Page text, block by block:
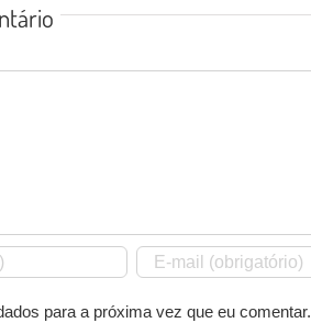
para a próxima vez que eu comentar.